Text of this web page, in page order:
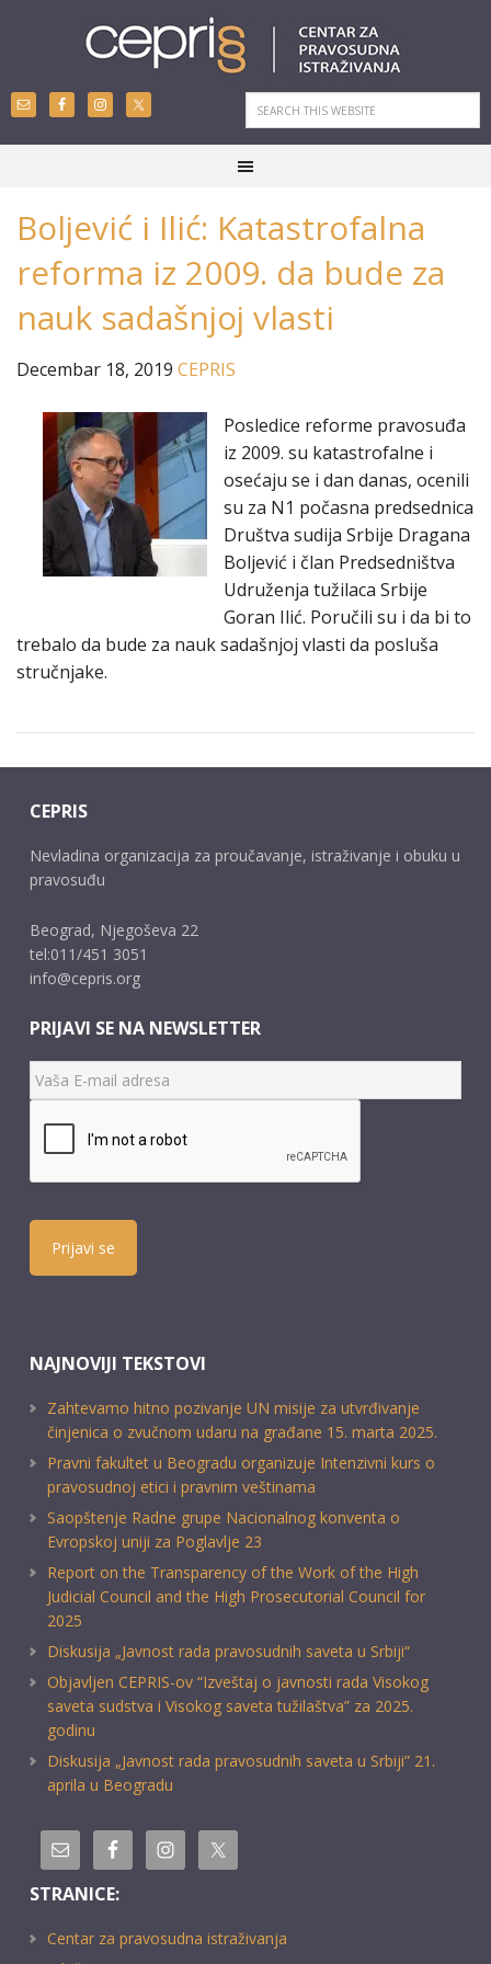
Boljević i Ilić: Katastrofalna
reforma iz 2009. da bude za
nauk sadašnjoj vlasti
Decembar 18, 2019 CEPRIS
Posledice reforme pravosuđa
iz 2009. su katastrofalne i
osećaju se i dan danas, ocenili
su za N1 počasna predsednica
Društva sudija Srbije Dragana
Boljević i član Predsedništva
Udruženja tužilaca Srbije
Goran Ilić. Poručili su i da bi to
trebalo da bude za nauk sadašnjoj vlasti da posluša
stručnjake.
CEPRIS
Nevladina organizacija za proučavanje, istraživanje i obuku u
pravosuđu
Beograd, Njegoševa 22
tel:011/451 3051
info@cepris.org
PRIJAVI SE NA NEWSLETTER
Prijavi se
NAJNOVIJI TEKSTOVI
Zahtevamo hitno pozivanje UN misije za utvrđivanje
činjenica o zvučnom udaru na građane 15. marta 2025.
Pravni fakultet u Beogradu organizuje Intenzivni kurs o
pravosudnoj etici i pravnim veštinama
Saopštenje Radne grupe Nacionalnog konventa o
Evropskoj uniji za Poglavlje 23
Report on the Transparency of the Work of the High
Judicial Council and the High Prosecutorial Council for
2025
Diskusija „Javnost rada pravosudnih saveta u Srbiji“
Objavljen CEPRIS-ov “Izveštaj o javnosti rada Visokog
saveta sudstva i Visokog saveta tužilaštva” za 2025.
godinu
Diskusija „Javnost rada pravosudnih saveta u Srbiji” 21.
aprila u Beogradu
STRANICE:
Centar za pravosudna istraživanja